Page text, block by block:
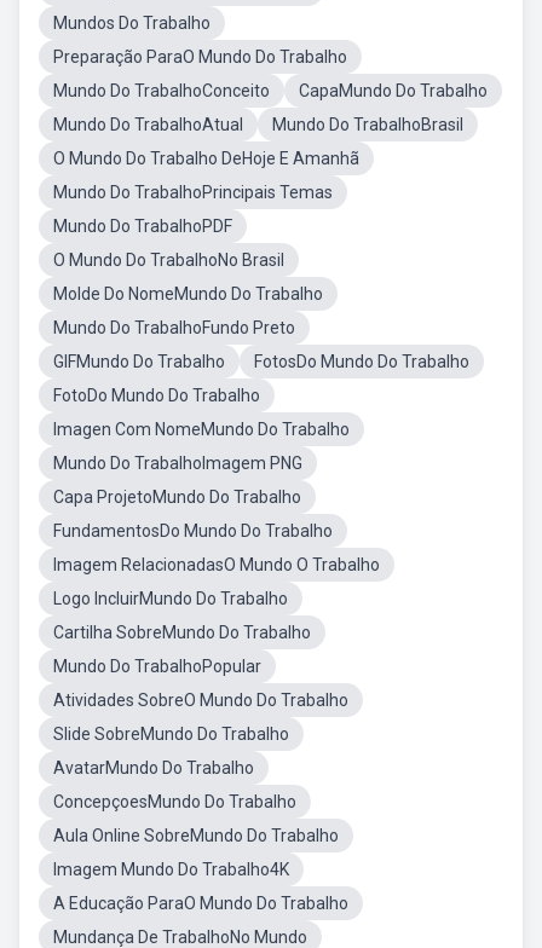
Mundos Do Trabalho
Preparação ParaO Mundo Do Trabalho
Mundo Do TrabalhoConceito
CapaMundo Do Trabalho
Mundo Do TrabalhoAtual
Mundo Do TrabalhoBrasil
O Mundo Do Trabalho DeHoje E Amanhã
Mundo Do TrabalhoPrincipais Temas
Mundo Do TrabalhoPDF
O Mundo Do TrabalhoNo Brasil
Molde Do NomeMundo Do Trabalho
Mundo Do TrabalhoFundo Preto
GIFMundo Do Trabalho
FotosDo Mundo Do Trabalho
FotoDo Mundo Do Trabalho
Imagen Com NomeMundo Do Trabalho
Mundo Do TrabalhoImagem PNG
Capa ProjetoMundo Do Trabalho
FundamentosDo Mundo Do Trabalho
Imagem RelacionadasO Mundo O Trabalho
Logo IncluirMundo Do Trabalho
Cartilha SobreMundo Do Trabalho
Mundo Do TrabalhoPopular
Atividades SobreO Mundo Do Trabalho
Slide SobreMundo Do Trabalho
AvatarMundo Do Trabalho
ConcepçoesMundo Do Trabalho
Aula Online SobreMundo Do Trabalho
Imagem Mundo Do Trabalho4K
A Educação ParaO Mundo Do Trabalho
Mundança De TrabalhoNo Mundo